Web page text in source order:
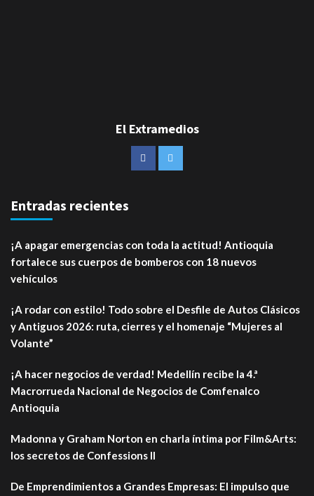
El Extramedios
Entradas recientes
¡A apagar emergencias con toda la actitud! Antioquia
fortalece sus cuerpos de bomberos con 18 nuevos
vehículos
¡A rodar con estilo! Todo sobre el Desfile de Autos Clásicos
y Antiguos 2026: ruta, cierres y el homenaje “Mujeres al
Volante”
¡A hacer negocios de verdad! Medellín recibe la 4.ª
Macrorrueda Nacional de Negocios de Comfenalco
Antioquia
Madonna y Graham Norton en charla íntima por Film&Arts:
los secretos de Confessions II
De Emprendimientos a Grandes Empresas: El impulso que